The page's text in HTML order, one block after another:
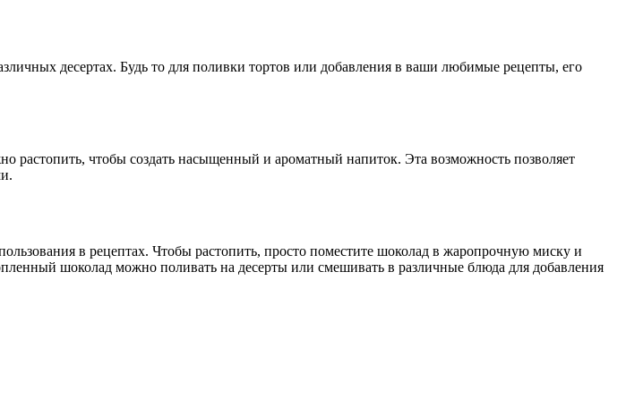
десертах. Будь то для поливки тортов или добавления в ваши любимые рецепты, его
чтобы создать насыщенный и ароматный напиток. Эта возможность позволяет
в рецептах. Чтобы растопить, просто поместите шоколад в жаропрочную миску и
шоколад можно поливать на десерты или смешивать в различные блюда для добавления